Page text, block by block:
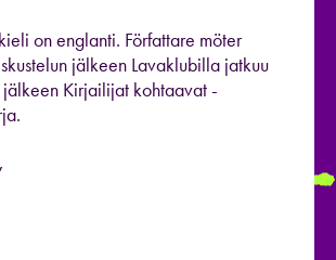
on englanti. Författare möter
jälkeen Lavaklubilla jatkuu
jälkeen Kirjailijat kohtaavat -